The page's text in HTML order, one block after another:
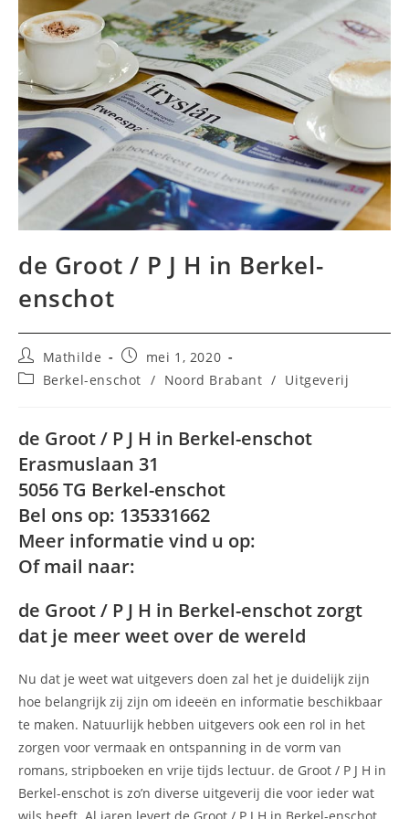
de Groot / P J H in Berkel-
enschot
Bericht
auteur:
Mathilde
Bericht
gepubliceerd
op:
mei 1, 2020
Berichtcategorie:
Berkel-enschot / Noord Brabant / Uitgeverij
de Groot / P J H in Berkel-enschot
Erasmuslaan 31
5056 TG Berkel-enschot
Bel ons op: 135331662
Meer informatie vind u op:
Of mail naar:
de Groot / P J H in Berkel-enschot zorgt
dat je meer weet over de wereld
Nu dat je weet wat uitgevers doen zal het je duidelijk zijn
hoe belangrijk zij zijn om ideeën en informatie beschikbaar
te maken. Natuurlijk hebben uitgevers ook een rol in het
zorgen voor vermaak en ontspanning in de vorm van
romans, stripboeken en vrije tijds lectuur. de Groot / P J H in
Berkel-enschot is zo’n diverse uitgeverij die voor ieder wat